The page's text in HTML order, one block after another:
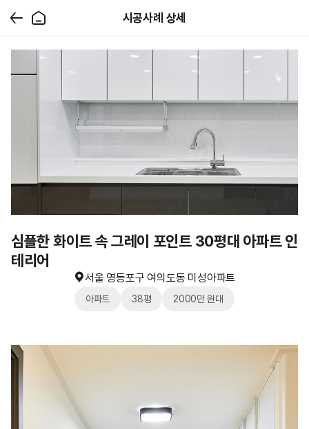
시공사례 상세
심플한 화이트 속 그레이 포인트 30평대 아파트 인
테리어
서울 영등포구 여의도동 미성아파트
아파트 38평 2000만 원대